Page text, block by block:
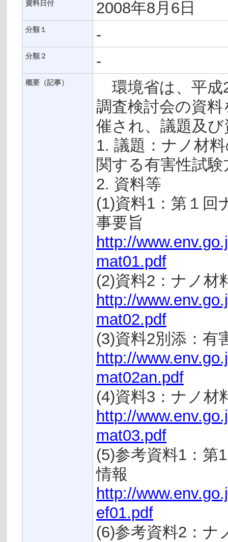
資料日付 2008年8月6日
分類１ -
分類２ -
概要（記事）
環境省は、平成
調査検討会の資
催され、議題及
1. 議題：ナノ材
関する有害性試
2. 資料等
(1)資料1：第１回
事要旨
http://
mat01.pdf
(2)資料2：ナノ材
http://
mat02.pdf
(3)資料2別添：有
http://
mat02an.pdf
(4)資料3：ナノ材
http://
mat03.pdf
(5)参考資料1：第
情報
http://
ef01.pdf
(6)参考資料2：ナ